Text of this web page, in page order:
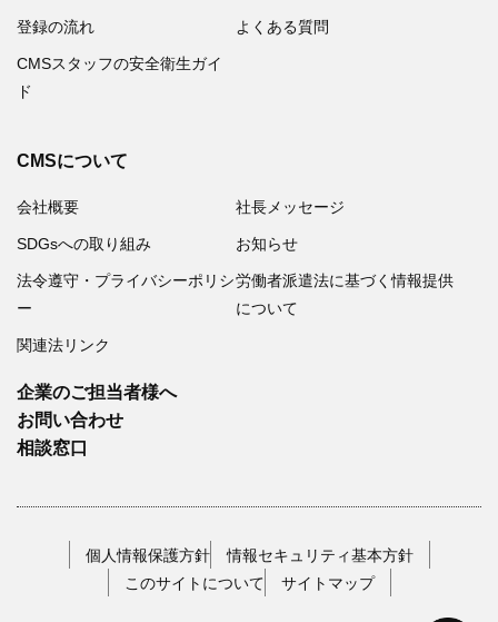
登録の流れ よくある質問
CMSスタッフの安全衛生ガイ
ド
CMSについて
会社概要 社長メッセージ
SDGsへの取り組み お知らせ
法令遵守・プライバシーポリシ
ー
労働者派遣法に基づく情報提供
について
関連法リンク
企業のご担当者様へ
お問い合わせ
相談窓口
個人情報保護方針
情報セキュリティ基本方針
このサイトについて
サイトマップ